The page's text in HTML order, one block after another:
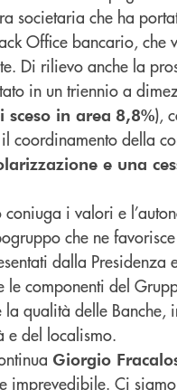
societaria che ha
Office bancario, che
Di rilievo anche la
in un triennio a
sceso in area 8,8%),
coordinamento della
e una
i valori e
che ne
dalla Presidenza
componenti del
qualità delle Banche,
e del localismo.
Giorgio
imprevedibile. Ci